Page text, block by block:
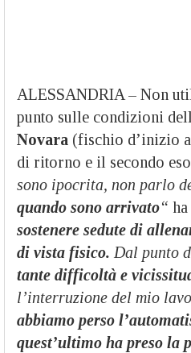
ALESSANDRIA – Non
punto sulle condizioni
Novara (fischio d’inizio
di ritorno e il secondo
sono ipocrita, non parlo
quando sono arrivato“
sostenere sedute di
di vista fisico. Dal punto
tante difficoltà e
l’interruzione del mio
abbiamo perso
quest’ultimo ha preso la